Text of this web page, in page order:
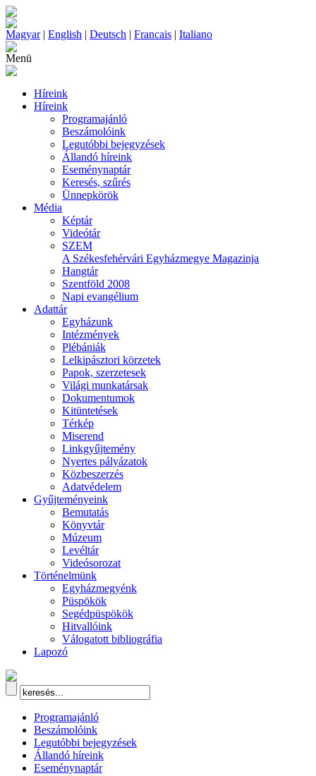
Magyar| English | Deutsch | Francais | Italiano
Menü
Híreink
Híreink
Programajánló
Beszámolóink
Legutóbbi bejegyzések
Állandó híreink
Eseménynaptár
Keresés, szűrés
Ünnepkörök
Média
Képtár
Videótár
SZEM
A Székesfehérvári Egyházmegye Magazinja
Hangtár
Szentföld 2008
Napi evangélium
Adattár
Egyházunk
Intézmények
Plébániák
Lelkipásztori körzetek
Papok, szerzetesek
Világi munkatársak
Dokumentumok
Kitüntetések
Térkép
Miserend
Linkgyűjtemény
Nyertes pályázatok
Közbeszerzés
Adatvédelem
Gyűjteményeink
Bemutatás
Könyvtár
Múzeum
Levéltár
Videósorozat
Történelmünk
Egyházmegyénk
Püspökök
Segédpüspökök
Hitvallóink
Válogatott bibliográfia
Lapozó
Programajánló
Beszámolóink
Legutóbbi bejegyzések
Állandó híreink
Eseménynaptár